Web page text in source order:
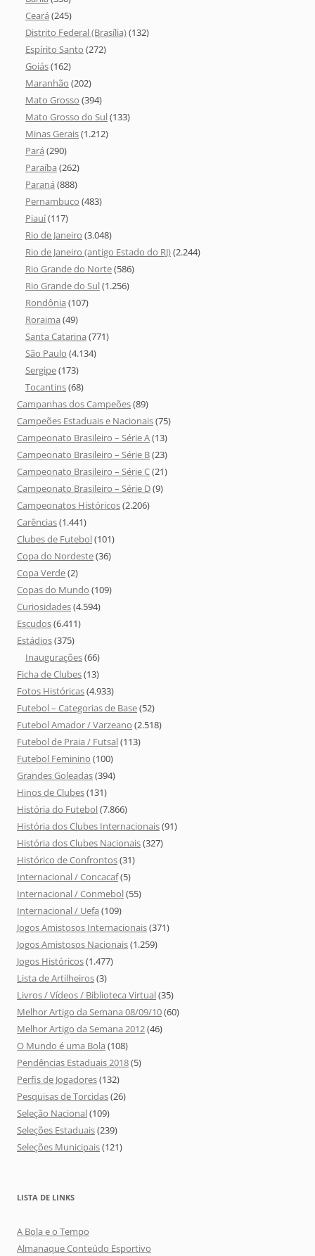
Ceará (245)
Distrito Federal (Brasília)(132)
Espírito Santo (272)
Goiás(162)
Maranhão (202)
Mato Grosso (394)
Mato Grosso do Sul(133)
Minas Gerais(1.212)
Pará (290)
Paraíba (262)
Paraná (888)
Pernambuco (483)
Piauí(117)
Rio de Janeiro (3.048)
Rio de Janeiro (antigo Estado do RJ)(2.244)
Rio Grande do Norte(586)
Rio Grande do Sul(1.256)
Rondônia (107)
Roraima (49)
Santa Catarina (771)
São Paulo (4.134)
Sergipe(173)
Tocantins(68)
Campanhas dos Campeões(89)
Campeões Estaduais e Nacionais(75)
Campeonato Brasileiro – Série A(13)
Campeonato Brasileiro – Série B(23)
Campeonato Brasileiro – Série C(21)
Campeonato Brasileiro – Série D(9)
Campeonatos Históricos(2.206)
Carências(1.441)
Clubes de Futebol(101)
Copa do Nordeste(36)
Copa Verde(2)
Copas do Mundo (109)
Curiosidades(4.594)
Escudos(6.411)
Estádios(375)
Inaugurações(66)
Ficha de Clubes(13)
Fotos Históricas(4.933)
Futebol – Categorias de Base(52)
Futebol Amador / Varzeano (2.518)
Futebol de Praia / Futsal(113)
Futebol Feminino (100)
Grandes Goleadas(394)
Hinos de Clubes(131)
História do Futebol(7.866)
História dos Clubes Internacionais(91)
História dos Clubes Nacionais(327)
Histórico de Confrontos(31)
Internacional / Concacaf(5)
Internacional / Conmebol(55)
Internacional / Uefa (109)
Jogos Amistosos Internacionais(371)
Jogos Amistosos Nacionais(1.259)
Jogos Históricos(1.477)
Lista de Artilheiros(3)
Livros / Vídeos / Biblioteca Virtual(35)
Melhor Artigo da Semana 08/09/10(60)
Melhor Artigo da Semana 2012(46)
O Mundo é uma Bola (108)
Pendências Estaduais 2018(5)
Perfis de Jogadores(132)
Pesquisas de Torcidas(26)
Seleção Nacional(109)
Seleções Estaduais(239)
Seleções Municipais(121)
LISTA DE LINKS
A Bola e o Tempo
Almanaque Conteúdo Esportivo